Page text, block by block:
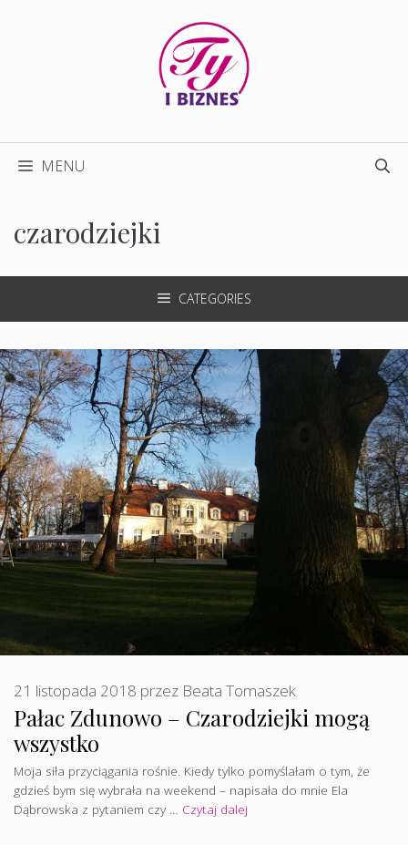
MENU
czarodziejki
CATEGORIES
Pałac Zdunowo – Czarodziejki mogą
wszystko
21 listopada 2018 przez Beata Tomaszek
Moja siła przyciągania rośnie. Kiedy tylko pomyślałam o tym, że
gdzieś bym się wybrała na weekend – napisała do mnie Ela
Dąbrowska z pytaniem czy … Czytaj dalej